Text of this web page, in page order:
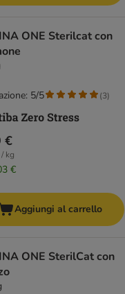
ONE Sterilcat con
€
kg
€
5/5 (3)
Aggiungi al carrello
ONE SterilCat con